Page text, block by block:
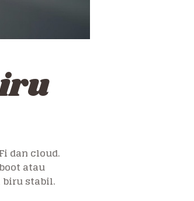
dan cloud.
atau
biru stabil.